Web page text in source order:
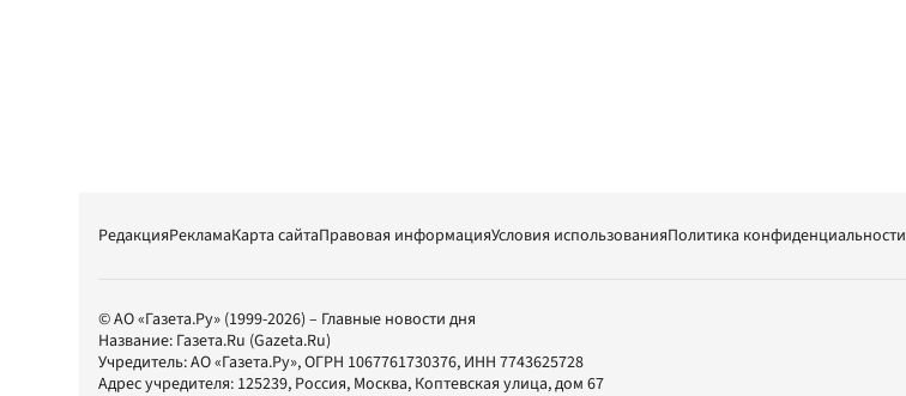
РедакцияРекламаКарта сайтаПравовая информацияУсловия использованияПолитика конфиденциальности
© АО «Газета.Ру» (1999-2026) – Главные новости дня
Название: Газета.Ru (Gazeta.Ru)
Учредитель:АО «Газета.Ру», ОГРН 1067761730376, ИНН 7743625728
Адрес учредителя: 125239, Россия, Москва, Коптевская улица, дом 67